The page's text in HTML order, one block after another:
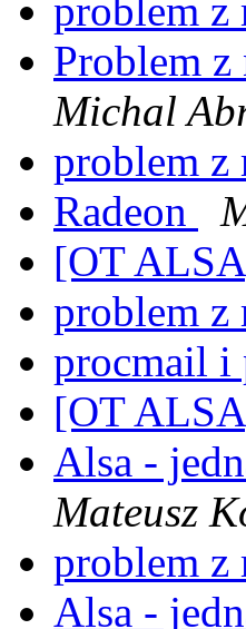
problem z
Problem
Michal
problem z
Radeon
[OT
problem z
procmail i
[OT
Alsa -
Mateusz
problem z
Alsa -